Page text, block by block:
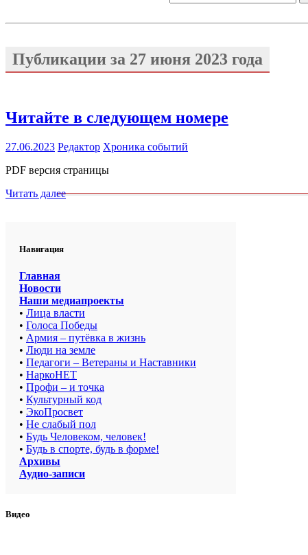
Публикации за 27 июня 2023 года
Читайте в следующем номере
27.06.2023 Редактор Хроника событий
PDF версия страницы
Читать далее
Навигация
Главная
Новости
Наши медиапроекты
• Лица власти
• Голоса Победы
• Армия – путёвка в жизнь
• Люди на земле
• Педагоги – Ветераны и Наставники
• НаркоНЕТ
• Профи – и точка
• Культурный код
• ЭкоПросвет
• Не слабый пол
• Будь Человеком, человек!
• Будь в спорте, будь в форме!
Архивы
Аудио-записи
Видео